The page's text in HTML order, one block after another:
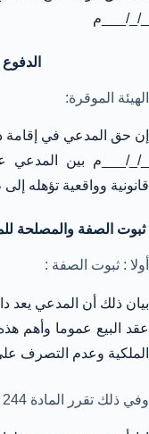
_/_/___م
الهيئة الموقرة:
إن حق المدعي في إقامة
_/_/___م بين المدعي
قانونية وواقعية تؤهله
ثبوت الصفة والمصلحة
أولا : ثبوت الصفة :
بيان ذلك أن المدعي يعد
عقد البيع عموما وأهم
الملكية وعدم التصرف
وفي ذلك تقرر المادة 244 من القانون المدني الفقرة الأولي: